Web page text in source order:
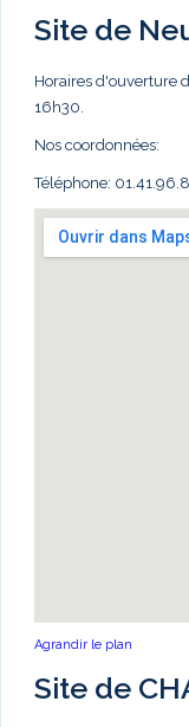
Site de
Horaires d'ouverture
16h30.
Nos coordonnées:
Téléphone:
Agrandir le plan
Site de